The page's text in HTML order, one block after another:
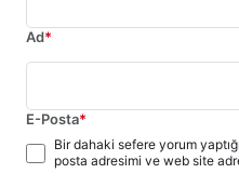
Ad*
E-Posta*
Bir dahaki sefere yorum
posta adresimi ve web site